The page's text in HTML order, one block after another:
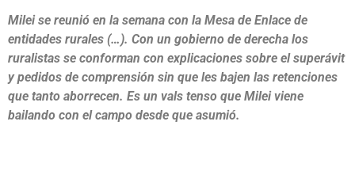
Milei se reunió en la semana con la Mesa de Enlace de
entidades rurales (…). Con un gobierno de derecha los
ruralistas se conforman con explicaciones sobre el superávit
y pedidos de comprensión sin que les bajen las retenciones
que tanto aborrecen. Es un vals tenso que Milei viene
bailando con el campo desde que asumió.